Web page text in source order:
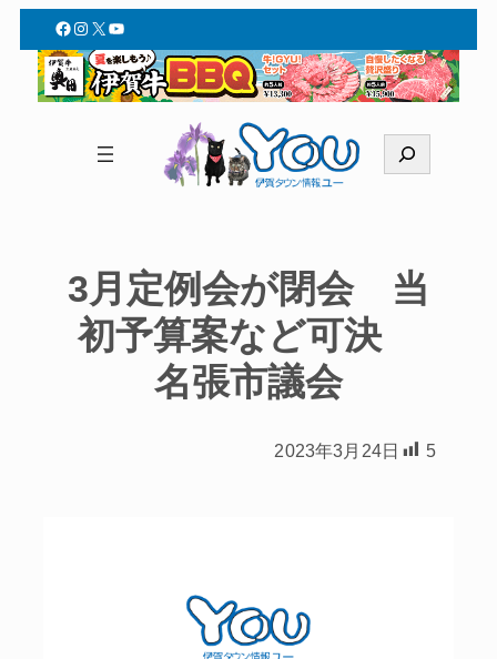
Facebook
Instagram
X YouTube
索
3月定例会が閉会 当
初予算案など可決
名張市議会
2023年3月24日 5